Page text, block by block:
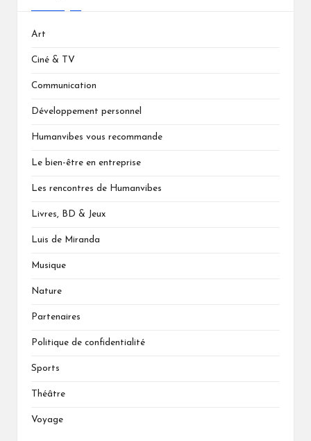
Art
Ciné & TV
Communication
Développement personnel
Humanvibes vous recommande
Le bien-être en entreprise
Les rencontres de Humanvibes
Livres, BD & Jeux
Luis de Miranda
Musique
Nature
Partenaires
Politique de confidentialité
Sports
Théâtre
Voyage